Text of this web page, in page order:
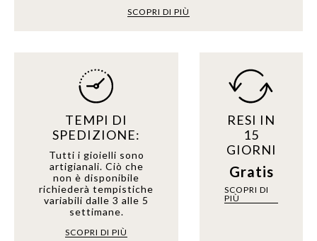
SCOPRI DI PIÙ
TEMPI DI
SPEDIZIONE:
Tutti i gioielli sono
artigianali. Ciò che
non è disponibile
richiederà tempistiche
variabili dalle 3 alle 5
settimane.
SCOPRI DI PIÙ
RESI IN
15
GIORNI
Gratis
SCOPRI DI
PIÙ